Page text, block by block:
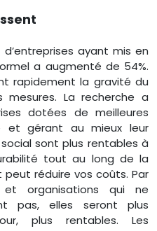
d’entreprises ayant mis en
a augmenté de 54%.
rapidement la gravité du
La recherche a
dotées de meilleures
et gérant au mieux leur
sont plus rentables à
tout au long de la
peut réduire vos coûts. Par
et organisations qui ne
pas, elles seront plus
plus rentables. Les